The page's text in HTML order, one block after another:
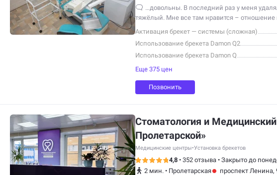
…довольны. В последний раз у меня
тяжёлый. Мне все там нравится – отношение
обстановка, люди, которые там…
Активация брекет — системы (сложная)
Использование брекета Damon Q2
Использование брекета Damon Q
Еще 375 цен
Позвонить
Стоматология и
Пролетарской»
Медицинские центры•Установка брекетов
4,8 • 352 отзыва • Закрыто до
2 мин. • Пролетарская
проспект Ленина,